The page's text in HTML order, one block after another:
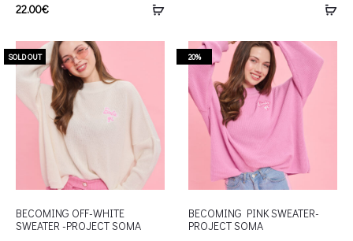
22.00€
SOLD OUT
BECOMING OFF-WHITE
SWEATER -PROJECT SOMA
20%
BECOMING PINK SWEATER-
PROJECT SOMA